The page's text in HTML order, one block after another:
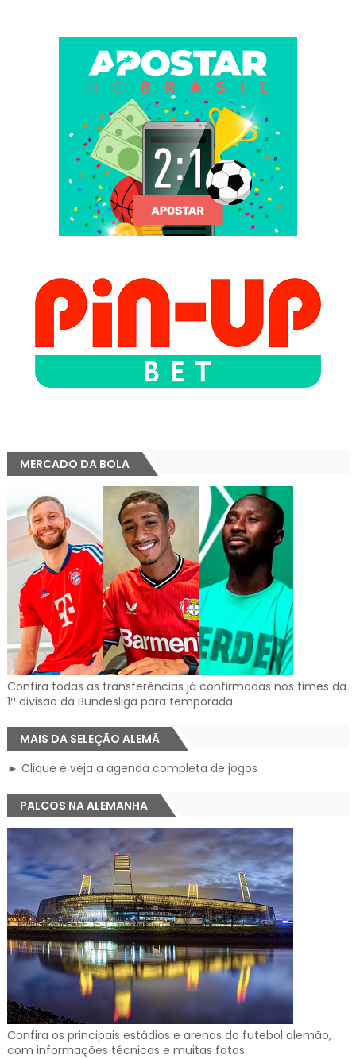
MERCADO DA BOLA
Confira todas as transferências já confirmadas nos times da
1ª divisão da Bundesliga para temporada
MAIS DA SELEÇÃO ALEMÃ
► Clique e veja a agenda completa de jogos
PALCOS NA ALEMANHA
Confira os principais estádios e arenas do futebol alemão,
com informações técnicas e muitas fotos